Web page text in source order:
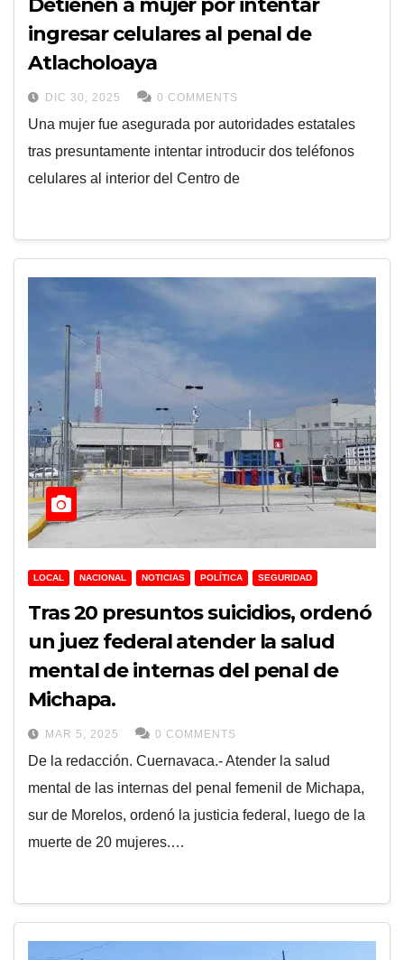
Detienen a mujer por intentar
ingresar celulares al penal de
Atlacholoaya
DIC 30, 2025 0 COMMENTS
Una mujer fue asegurada por autoridades estatales
tras presuntamente intentar introducir dos teléfonos
celulares al interior del Centro de
LOCAL NACIONAL NOTICIAS POLÍTICA SEGURIDAD
Tras 20 presuntos suicidios, ordenó
un juez federal atender la salud
mental de internas del penal de
Michapa.
MAR 5, 2025 0 COMMENTS
De la redacción. Cuernavaca.- Atender la salud
mental de las internas del penal femenil de Michapa,
sur de Morelos, ordenó la justicia federal, luego de la
muerte de 20 mujeres.…